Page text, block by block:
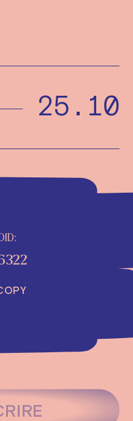
25.10